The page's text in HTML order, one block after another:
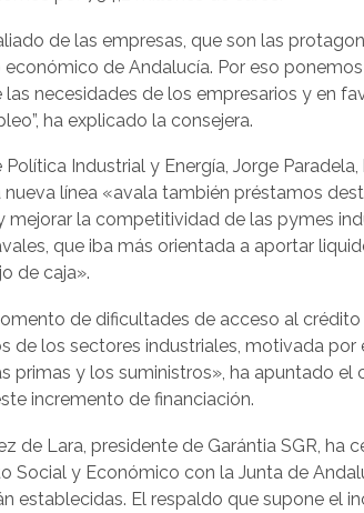
de las empresas, que son las
de Andalucía. Por eso
necesidades de los empresarios y en
ha explicado la consejera.
Política Industrial y Energía, Jorge
línea «avala también préstamos
mejorar la competitividad de las pymes
que iba más orientada a aportar
de caja».
de dificultades de acceso al
de los sectores industriales, motivada por
primas y los suministros», ha apuntado el
incremento de financiación.
de Lara, presidente de Garántia SGR, ha
Social y Económico con la Junta de
establecidas. El respaldo que supone el